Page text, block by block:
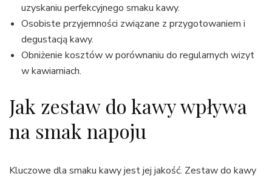
uzyskaniu perfekcyjnego smaku kawy.
Osobiste przyjemności związane z przygotowaniem i
degustacją kawy.
Obniżenie kosztów w porównaniu do regularnych wizyt
w kawiarniach.
Jak zestaw do kawy wpływa
na smak napoju
Kluczowe dla smaku kawy jest jej jakość. Zestaw do kawy